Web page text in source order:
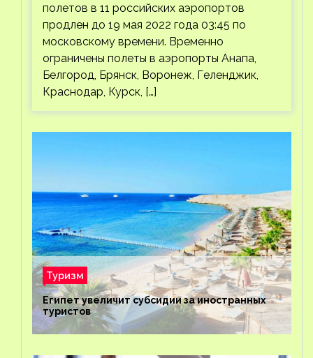
полетов в 11 российских аэропортов
продлен до 19 мая 2022 года 03:45 по
московскому времени. Временно
ограничены полеты в аэропорты Анапа,
Белгород, Брянск, Воронеж, Геленджик,
Краснодар, Курск, […]
Туризм
Египет увеличит субсидии за иностранных
туристов